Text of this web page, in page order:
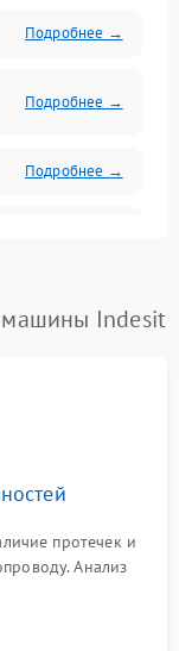
Подробнее →
Подробнее →
Подробнее →
Подробнее →
машины Indesit
протечек и
Анализ
вращения
защиты